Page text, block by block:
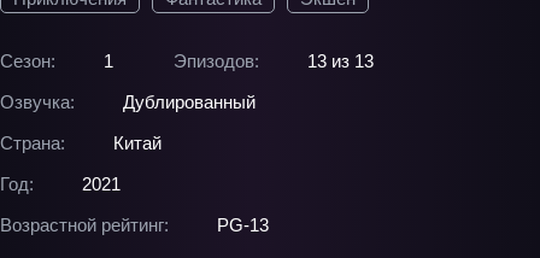
Сезон: 1 Эпизодов:
13 из 13
Озвучка:
Дублированный
Страна:
Китай
Год:
2021
Возрастной рейтинг:
PG-13